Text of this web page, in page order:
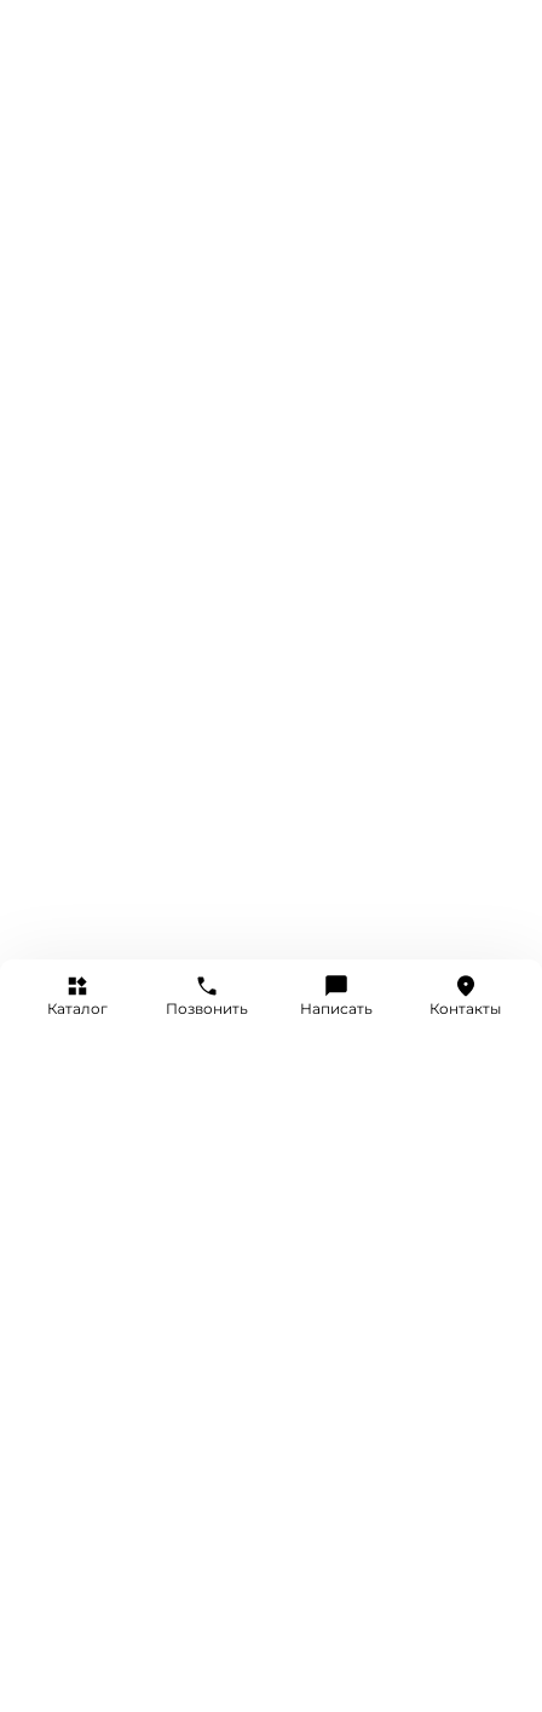
Каталог Позвонить Написать Контакты